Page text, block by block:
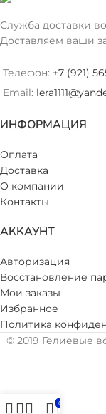
Служба доставки
Доставляем ваши
Телефон: +7 (921)
Email:
ИНФОРМАЦИЯ
Оплата
Доставка
О компании
Контакты
АККАУНТ
Авторизация
Восстановление
Мои заказы
Избранное
Политика
© 2019 Гелиевые
0